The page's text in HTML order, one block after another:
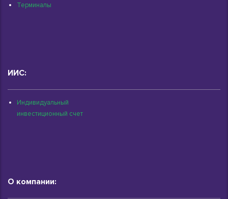
Терминалы
ИИС:
Индивидуальный
инвестиционный счет
О компании: